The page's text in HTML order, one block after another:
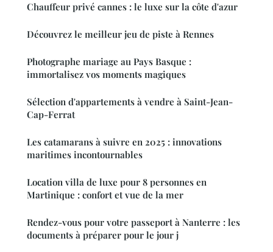
Chauffeur privé cannes : le luxe sur la côte d'azur
Découvrez le meilleur jeu de piste à Rennes
Photographe mariage au Pays Basque :
immortalisez vos moments magiques
Sélection d'appartements à vendre à Saint-Jean-
Cap-Ferrat
Les catamarans à suivre en 2025 : innovations
maritimes incontournables
Location villa de luxe pour 8 personnes en
Martinique : confort et vue de la mer
Rendez-vous pour votre passeport à Nanterre : les
documents à préparer pour le jour j